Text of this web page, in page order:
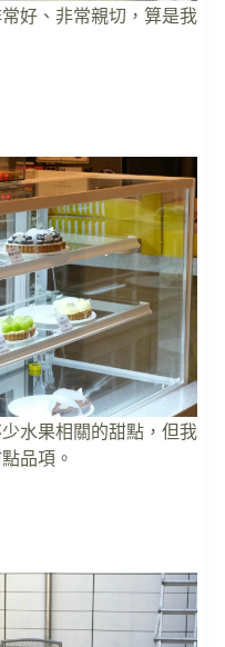
好、非常親切，算是我
水果相關的甜點，但我
品項。